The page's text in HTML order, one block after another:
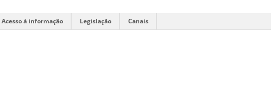
Acesso à informação Legislação Canais